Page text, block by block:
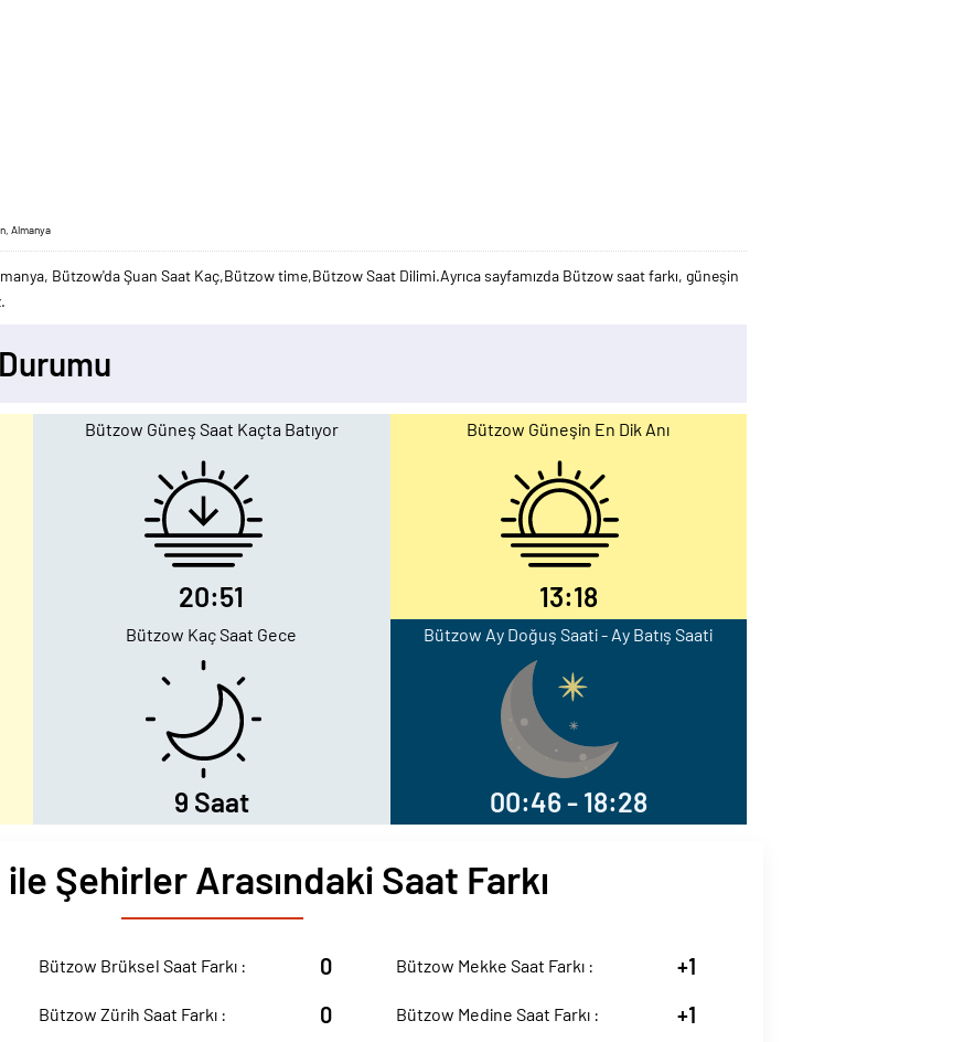
Almanya
Bützow'da Şuan Saat Kaç,Bützow time,Bützow Saat Dilimi.Ayrıca sayfamızda Bützow saat farkı, güneşin
Bützow Güneş Saat Kaçta Batıyor
20:51
Bützow Güneşin En Dik Anı
13:18
Bützow Kaç Saat Gece
9 Saat
Bützow Ay Doğuş Saati - Ay Batış Saati
00:46 - 18:28
Şehirler Arasındaki Saat Farkı
Bützow Brüksel Saat Farkı : 0
Bützow Zürih Saat Farkı : 0
Bützow Mekke Saat Farkı : +1
Bützow Medine Saat Farkı : +1